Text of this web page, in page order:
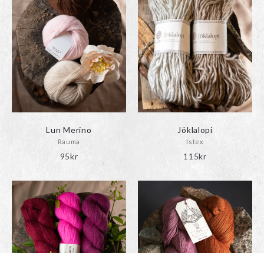
Lun Merino
Rauma
95kr
Jöklalopi
Istex
115kr